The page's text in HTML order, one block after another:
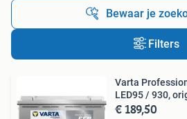
Bewaar je
Filters
Varta
LED95 / 930,
€ 189,50